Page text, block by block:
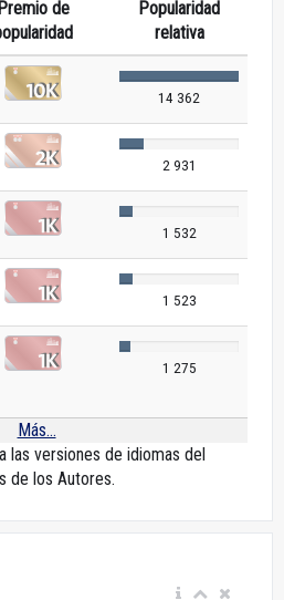
Premio de
Popularidad
relativa
14 362
2 931
1 532
1 523
1 275
Más...
las versiones de idiomas del
de los Autores.